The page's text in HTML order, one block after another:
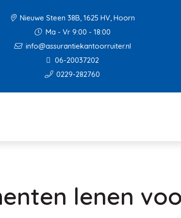
Nieuwe Steen 38B, 1625 HV, Hoorn
Ma - Vr 9:00 - 18:00
info@assurantiekantoorruiter.nl
06-20037202
0229-282760
lenen